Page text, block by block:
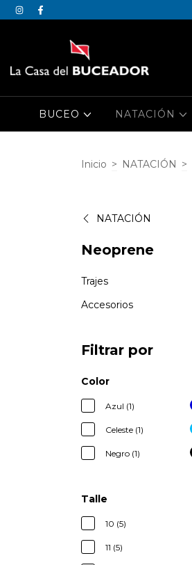
BUCEO NATACIÓN
Inicio > NATACIÓN >
NATACIÓN
Neoprene
Trajes
Accesorios
Filtrar por
Color
Azul (1)
Celeste (1)
Negro (1)
Talle
10 (5)
11 (5)